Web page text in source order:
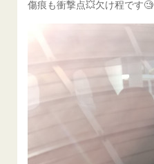
傷痕も衝撃点💥欠け程です🧐